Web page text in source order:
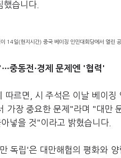
했습니다.
14일(현지시간) 중국 베이징 인민대회당에서 열린
중동전·경제 문제엔 '협력'
따르면, 시 주석은 이날 베이
가장 중요한 문제"라며 "대만
넣을 것"이라고 밝혔습니다.
독립'은 대만해협의 평화와